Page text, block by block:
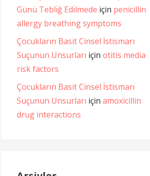
Günü Teblı̇ğ Edı̇lmede için penicillin
allergy breathing symptoms
Çocukların Basit Cinsel İstismarı
Suçunun Unsurları için otitis media
risk factors
Çocukların Basit Cinsel İstismarı
Suçunun Unsurları için amoxicillin
drug interactions